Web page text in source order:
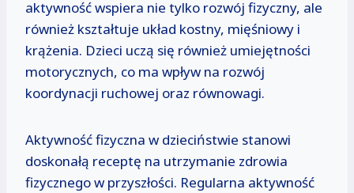
aktywność wspiera nie tylko rozwój fizyczny, ale
również kształtuje układ kostny, mięśniowy i
krążenia. Dzieci uczą się również umiejętności
motorycznych, co ma wpływ na rozwój
koordynacji ruchowej oraz równowagi.
Aktywność fizyczna w dzieciństwie stanowi
doskonałą receptę na utrzymanie zdrowia
fizycznego w przyszłości. Regularna aktywność